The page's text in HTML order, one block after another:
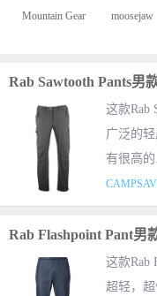
Mountain Gear moosejaw
Rab Sawtooth Pants男
这款Rab
广泛的
有很高
Rab Flashpoint Pant男
这款Rab
超轻，